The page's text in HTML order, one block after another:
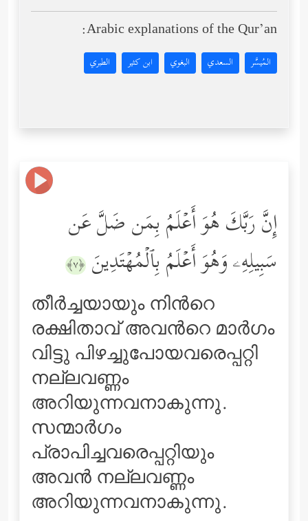
Arabic explanations of the Qur’an:
المُيسَّر السعدي البغوي ابن كثير الطبري
إِنَّ رَبَّكَ هُوَ أَعۡلَمُ بِمَن ضَلَّ عَن
سَبِیلِهِۦ وَهُوَ أَعۡلَمُ بِٱلۡمُهۡتَدِینَ ﴿٧﴾
തീര്‍ച്ചയായും നിന്‍റെ
രക്ഷിതാവ് അവന്‍റെ മാര്‍ഗം
വിട്ടു പിഴച്ചുപോയവരെപ്പറ്റി
നല്ലവണ്ണം
അറിയുന്നവനാകുന്നു.
സന്മാര്‍ഗം
പ്രാപിച്ചവരെപ്പറ്റിയും
അവന്‍ നല്ലവണ്ണം
അറിയുന്നവനാകുന്നു.